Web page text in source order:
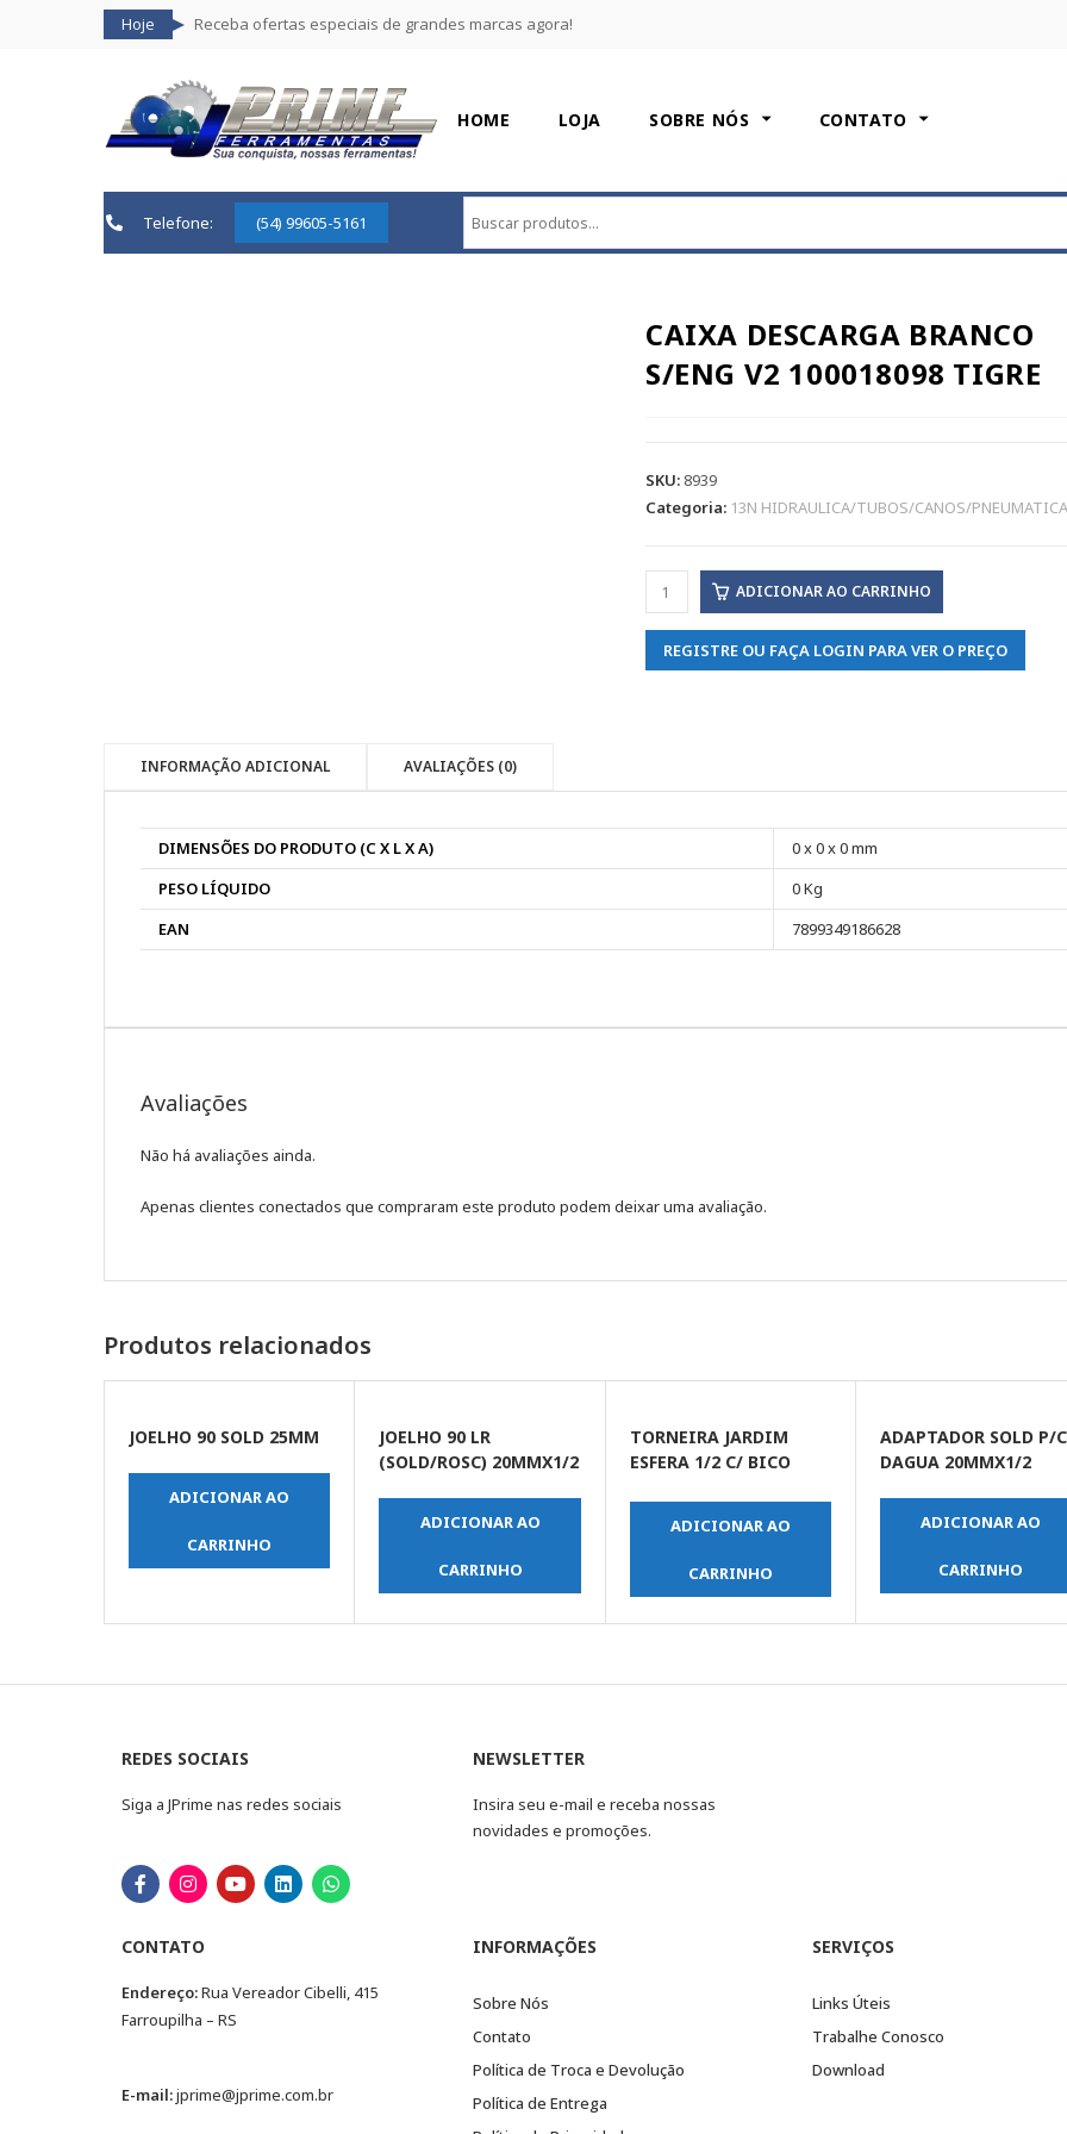
Hoje Receba ofertas especiais de grandes marcas agora!
HOME LOJA SOBRE NÓS CONTATO
Telefone: (54) 99605-5161
CAIXA DESCARGA BRANCO
S/ENG V2 100018098 TIGRE
SKU: 8939
Categoria: 13N HIDRAULICA/TUBOS/CANOS/
ADICIONAR AO CARRINHO
REGISTRE OU FAÇA LOGIN PARA VER O PREÇO
INFORMAÇÃO ADICIONAL AVALIAÇÕES (0)
DIMENSÕES DO PRODUTO (C X L X A)
0 x 0 x 0 mm
PESO LÍQUIDO
0 Kg
EAN
7899349186628
Avaliações
Não há avaliações ainda.
Apenas clientes conectados que compraram este produto podem deixar uma avaliação.
Produtos relacionados
JOELHO 90 SOLD 25MM
ADICIONAR AO
CARRINHO
JOELHO 90 LR
(SOLD/ROSC) 20MMX1/2
ADICIONAR AO
CARRINHO
TORNEIRA JARDIM
ESFERA 1/2 C/ BICO
ADICIONAR AO
CARRINHO
ADAPTADOR SOLD P/
DAGUA 20MMX1/2
ADICIONAR AO
CARRINHO
REDES SOCIAIS
Siga a JPrime nas redes sociais
NEWSLETTER
Insira seu e-mail e receba nossas
novidades e promoções.
CONTATO
Endereço:Rua Vereador Cibelli, 415
Farroupilha – RS
E-mail:jprime@jprime.com.br
INFORMAÇÕES
Sobre Nós
Contato
Política de Troca e Devolução
Política de Entrega
SERVIÇOS
Links Úteis
Trabalhe Conosco
Download